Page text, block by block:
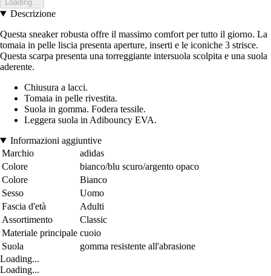
Loading...
Descrizione
Questa sneaker robusta offre il massimo comfort per tutto il giorno. La
tomaia in pelle liscia presenta aperture, inserti e le iconiche 3 strisce.
Questa scarpa presenta una torreggiante intersuola scolpita e una suola
aderente.
Chiusura a lacci.
Tomaia in pelle rivestita.
Suola in gomma. Fodera tessile.
Leggera suola in Adibouncy EVA.
Informazioni aggiuntive
Marchio
adidas
Colore
bianco/blu scuro/argento opaco
Colore
Bianco
Sesso
Uomo
Fascia d'età
Adulti
Assortimento
Classic
Materiale principale cuoio
Suola
gomma resistente all'abrasione
Loading...
Loading...